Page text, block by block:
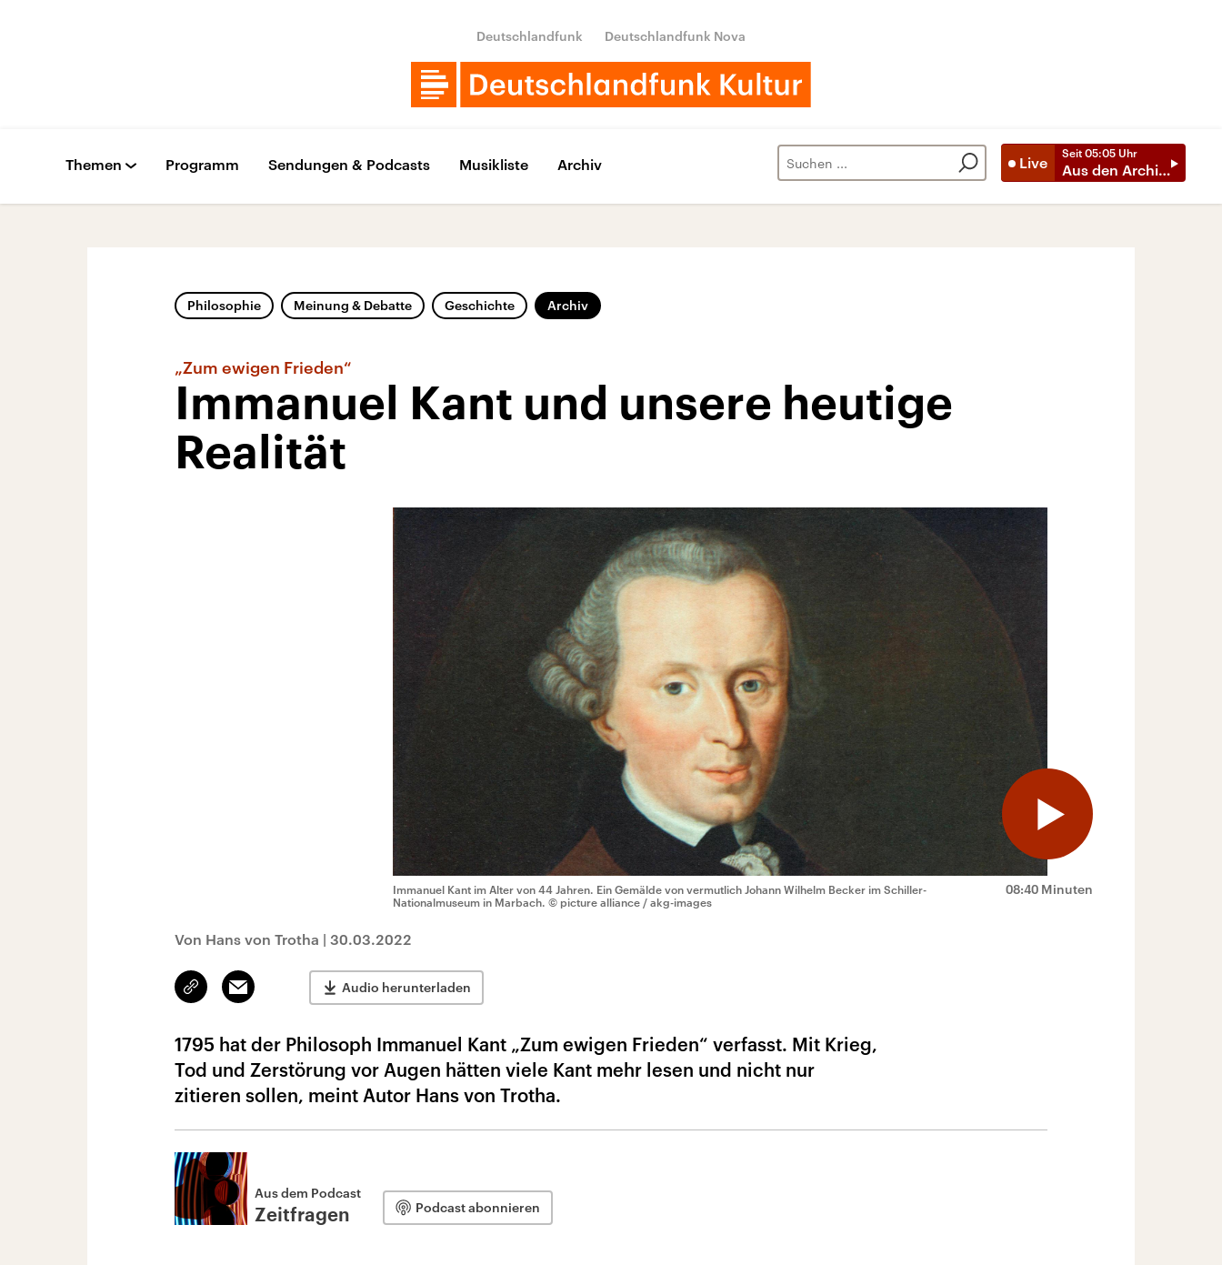
Deutschlandfunk Deutschlandfunk Nova
Live
Seit 05:05 Uhr
Aus den Archiven
Themen Programm Sendungen & Podcasts Musikliste Archiv
Philosophie Meinung & Debatte Geschichte Archiv
„Zum ewigen Frieden“
Immanuel Kant und unsere heutige
Realität
08:40 Minuten
Immanuel Kant im Alter von 44 Jahren. Ein Gemälde von vermutlich Johann Wilhelm Becker im Schiller-
Nationalmuseum in Marbach. © picture alliance / akg-images
Von Hans von Trotha | 30.03.2022
Link
kopieren/teilen
Email Audio herunterladen
1795 hat der Philosoph Immanuel Kant „Zum ewigen Frieden“ verfasst. Mit Krieg,
Tod und Zerstörung vor Augen hätten viele Kant mehr lesen und nicht nur
zitieren sollen, meint Autor Hans von Trotha.
Aus dem Podcast
Zeitfragen Podcast abonnieren